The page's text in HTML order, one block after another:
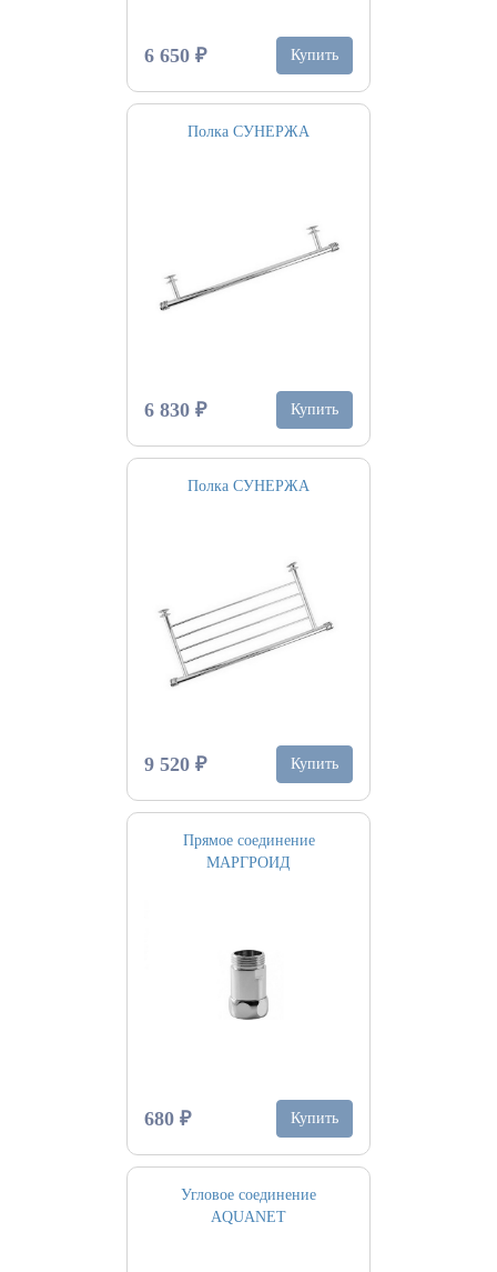
6 650 ₽ Купить
Полка СУНЕРЖА
6 830 ₽ Купить
Полка СУНЕРЖА
9 520 ₽ Купить
Прямое соединение
МАРГРОИД
680 ₽ Купить
Угловое соединение
AQUANET